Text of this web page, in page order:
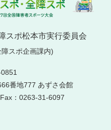
スポ松本市実行委員会
スポ企画課内)
番地777 あずさ会館
：0263-31-6097